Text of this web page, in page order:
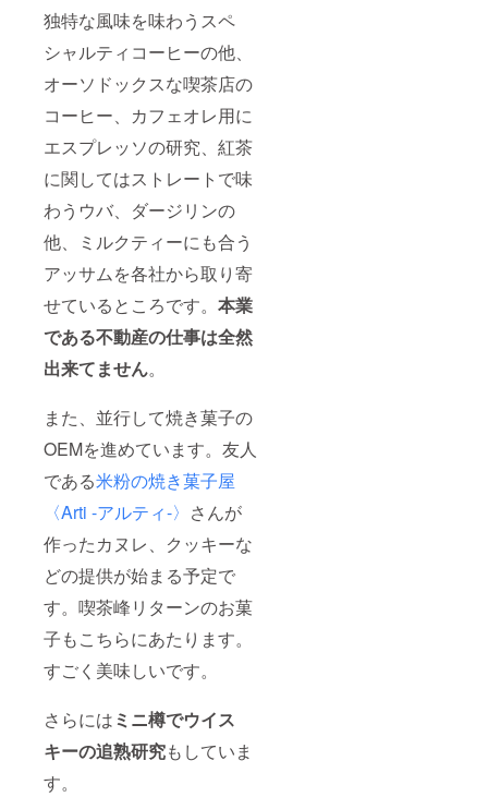
独特な風味を味わうスペ
シャルティコーヒーの他、
オーソドックスな喫茶店の
コーヒー、カフェオレ用に
エスプレッソの研究、紅茶
に関してはストレートで味
わうウバ、ダージリンの
他、ミルクティーにも合う
アッサムを各社から取り寄
せているところです。 本業
である不動産の仕事は全然
出来てません。
また、並行して焼き菓子の
OEMを進めています。友人
である米粉の焼き菓子屋
〈Arti -アルティ-〉 さんが
作ったカヌレ、クッキーな
どの提供が始まる予定で
す。喫茶峰リターンのお菓
子もこちらにあたります。
すごく美味しいです。
さらにはミニ樽でウイス
キーの追熟研究もしていま
す。